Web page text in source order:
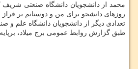
محمد از دانشجویان دانشگاه صنعتی شریف
روزهای دانشجو برای من و دوستانم بر فراز
تعدادی دیگر از دانشجویان دانشگاه علم و
طبق گزارش روابط عمومی برج میلاد، برپایه آمارهای بازدید، چهار هزار و پانصد و